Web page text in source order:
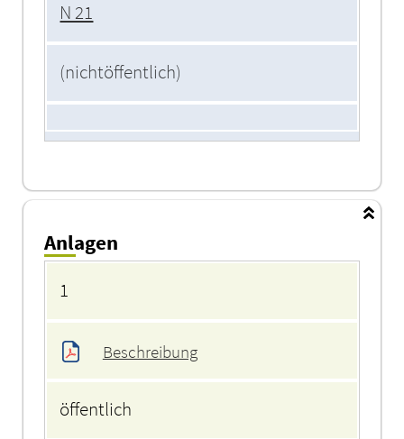
N 21
(nichtöffentlich)
Anlagen
1
Beschreibung
öffentlich